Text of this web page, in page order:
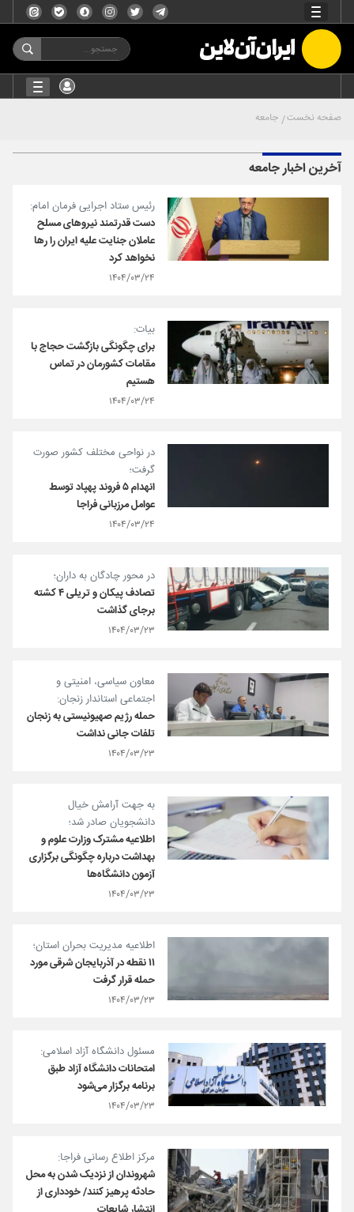
صفحه نخست جامعه
آخرین اخبار جامعه
رئیس ستاد اجرایی فرمان امام:
دست قدرتمند نیروهای مسلح
عاملان جنایت علیه ایران را رها
نخواهد کرد
۱۴۰۴/۰۳/۲۴
بیات:
برای چگونگی بازگشت حجاج با
مقامات کشورمان در تماس
هستیم
۱۴۰۴/۰۳/۲۴
در نواحی مختلف کشور صورت
گرفت؛
انهدام ۵ فروند پهپاد توسط
عوامل مرزبانی فراجا
۱۴۰۴/۰۳/۲۴
در محور چادگان به داران؛
تصادف پیکان و تریلی ۴ کشته
برجای گذاشت
۱۴۰۴/۰۳/۲۳
معاون سیاسی، امنیتی و
اجتماعی استاندار زنجان:
حمله رژیم صهیونیستی به زنجان
تلفات جانی نداشت
۱۴۰۴/۰۳/۲۳
به جهت آرامش خیال
دانشجویان صادر شد؛
اطلاعیه مشترک وزارت علوم و
بهداشت درباره چگونگی برگزاری
آزمون دانشگاه‌ها
۱۴۰۴/۰۳/۲۳
اطلاعیه مدیریت بحران استان؛
۱۱ نقطه در آذربایجان شرقی مورد
حمله قرار گرفت
۱۴۰۴/۰۳/۲۳
مسئول دانشگاه آزاد اسلامی:
امتحانات دانشگاه آزاد طبق
برنامه برگزار می‌شود
۱۴۰۴/۰۳/۲۳
مرکز اطلاع رسانی فراجا:
شهروندان از نزدیک شدن به محل
حادثه پرهیز کنند/ خودداری از